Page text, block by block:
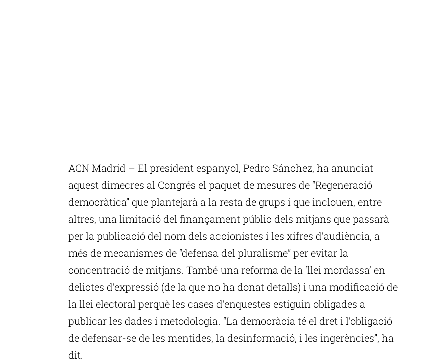
ACN Madrid – El president espanyol, Pedro Sánchez, ha anunciat
aquest dimecres al Congrés el paquet de mesures de “Regeneració
democràtica” que plantejarà a la resta de grups i que inclouen, entre
altres, una limitació del finançament públic dels mitjans que passarà
per la publicació del nom dels accionistes i les xifres d’audiència, a
més de mecanismes de “defensa del pluralisme” per evitar la
concentració de mitjans. També una reforma de la ‘llei mordassa’ en
delictes d’expressió (de la que no ha donat detalls) i una modificació de
la llei electoral perquè les cases d’enquestes estiguin obligades a
publicar les dades i metodologia. “La democràcia té el dret i l’obligació
de defensar-se de les mentides, la desinformació, i les ingerències”, ha
dit.